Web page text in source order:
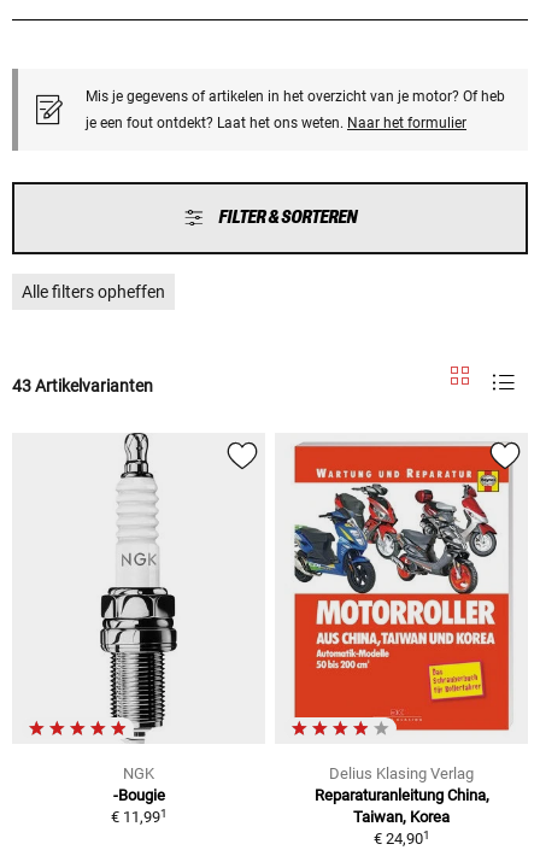
Mis je gegevens of artikelen in het overzicht van je motor? Of heb
je een fout ontdekt? Laat het ons weten. Naar het formulier
FILTER & SORTEREN
Alle filters opheffen
43 Artikelvarianten
NGK
-Bougie
€ 11,991
Delius Klasing Verlag
Reparaturanleitung China,
Taiwan, Korea
€ 24,901